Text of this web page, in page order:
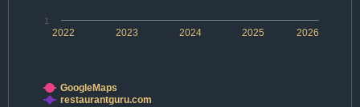
2022 2024 2026
2023 2025
1
GoogleMaps
restaurantguru.com